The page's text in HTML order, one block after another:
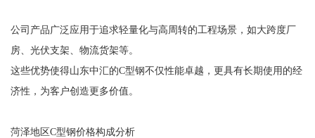
公司产品广泛应用于追求轻量化与高周转的工程场景，如大跨度厂
房、光伏支架、物流货架等。
这些优势使得山东中汇的C型钢不仅性能卓越，更具有长期使用的经
济性，为客户创造更多价值。
菏泽地区C型钢价格构成分析